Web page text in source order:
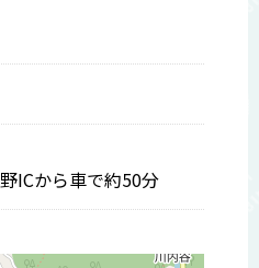
ICから車で約50分